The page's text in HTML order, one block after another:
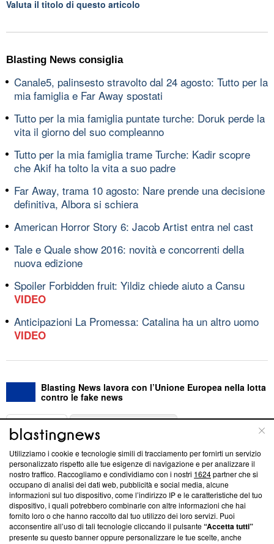
Valuta il titolo di questo articolo
Blasting News consiglia
Canale5, palinsesto stravolto dal 24 agosto: Tutto per la
mia famiglia e Far Away spostati
Tutto per la mia famiglia puntate turche: Doruk perde la
vita il giorno del suo compleanno
Tutto per la mia famiglia trame Turche: Kadir scopre
che Akif ha tolto la vita a suo padre
Far Away, trama 10 agosto: Nare prende una decisione
definitiva, Albora si schiera
American Horror Story 6: Jacob Artist entra nel cast
Tale e Quale show 2016: novità e concorrenti della
nuova edizione
Spoiler Forbidden fruit: Yildiz chiede aiuto a Cansu
VIDEO
Anticipazioni La Promessa: Catalina ha un altro uomo
VIDEO
Blasting News lavora con l’Unione Europea nella lotta
contro le fake news
ABOUT
Questa sezione offre informazioni trasparenti su Blasting
News, sui nostri processi editoriali e su come ci impegniamo a
creare news di qualità. Inoltre, afferma la nostra aderenza a
‘Trust Project - News with Integrity’Blasting News non è
ancora membro del programma, ma ha richiesto di farne
parte; Trust Project non ha ancora effettuato una verifica di
conformità agli standard.
Utilizziamo i cookie e tecnologie simili di tracciamento per fornirti un servizio
personalizzato rispetto alle tue esigenze di navigazione e per analizzare il
nostro traffico. Raccogliamo e condividiamo con i nostri 1624partner che si
occupano di analisi dei dati web, pubblicità e social media, alcune
informazioni sul tuo dispositivo, come l’indirizzo IP e le caratteristiche del tuo
dispositivo, i quali potrebbero combinarle con altre informazioni che hai
fornito loro o che hanno raccolto dal tuo utilizzo dei loro servizi. Puoi
acconsentire all’uso di tali tecnologie cliccando il pulsante“Accetta tutti”
presente su questo banner oppure personalizzare le tue scelte, anche